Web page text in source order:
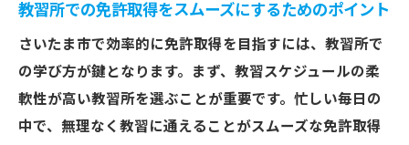
教習所での免許取得をスムーズにするためのポイント
さいたま市で効率的に免許取得を目指すには、教習所で
の学び方が鍵となります。まず、教習スケジュールの柔
軟性が高い教習所を選ぶことが重要です。忙しい毎日の
中で、無理なく教習に通えることがスムーズな免許取得